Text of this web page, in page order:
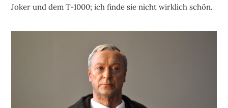
Joker und dem T-1000; ich finde sie nicht wirklich schön.